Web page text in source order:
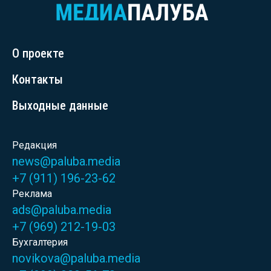
О проекте
Контакты
Выходные данные
Редакция
news@paluba.media
+7 (911) 196-23-62
Реклама
ads@paluba.media
+7 (969) 212-19-03
Бухгалтерия
novikova@paluba.media